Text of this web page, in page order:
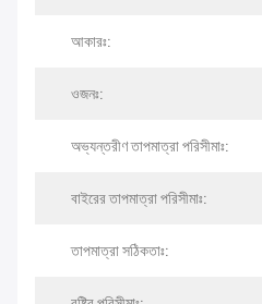
আকারঃ:
ওজনঃ:
অভ্যন্তরীণ তাপমাত্রা পরিসীমাঃ:
বাইরের তাপমাত্রা পরিসীমাঃ:
তাপমাত্রা সঠিকতাঃ: